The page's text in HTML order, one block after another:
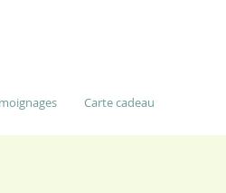
Carte cadeau